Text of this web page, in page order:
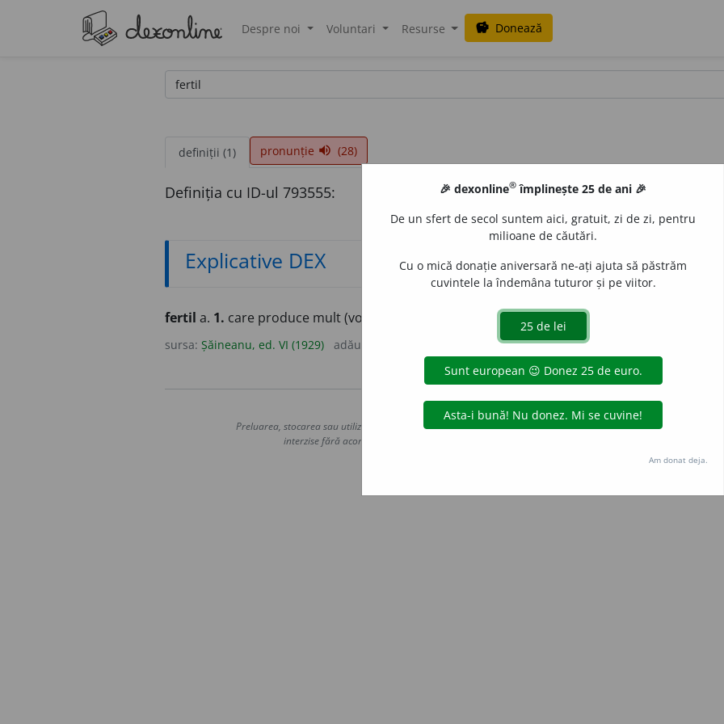
Despre noi Voluntari Resurse savings Donează
definiții (1) pronunție volume_up (28)
Definiția cu ID-ul 793555:
Explicative DEX
fertil a. 1. care produce mult (vorbind de pământ); fig.bogat, care posedă cu
sursa: Șăineanu, ed. VI (1929) adăugată de acțiuni
Copyright © 2004-2026 dexonline (https://dexonline.ro)
Preluarea, stocarea sau utilizarea datelor de pe acest site, inclusiv prin orice metode de extragere automată
interzise fără acordul nostru prealabil scris, cu excepția seturilor de date oferite oficial spre utilizare
Hosterion
🎉 dexonline® împlinește 25 de ani 🎉
De un sfert de secol suntem aici, gratuit, zi de zi, pentru
milioane de căutări.
Cu o mică donație aniversară ne-ați ajuta să păstrăm
cuvintele la îndemâna tuturor și pe viitor.
Am donat deja.